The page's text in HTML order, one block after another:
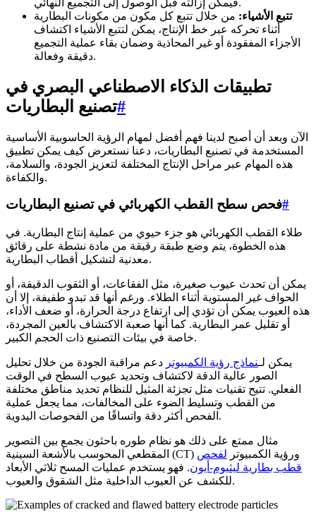
تتبع الأشياء: من خلال تتبع كل مكون من مكونات البطارية
أثناء تحركه عبر خط الإنتاج، يمكن لتتبع الأشياء اكتشاف
الأجزاء المفقودة أو غير المحاذية وضمان بقاء عملية التجميع
دقيقة وفعالة.
تطبيقات الذكاء الاصطناعي البصري في
تصنيع البطاريات#
الآن وبعد أن أصبح لدينا فهم أفضل لمهام الرؤية الحاسوبية الأساسية
المستخدمة في تصنيع البطاريات، دعنا نستعرض كيف يمكن تطبيق
هذه المهام عبر مراحل الإنتاج المختلفة لتعزيز الجودة، والسلامة،
والكفاءة.
فحص سطح القطب الكهربائي في تصنيع البطاريات#
طلاء القطب الكهربائي هو جزء حيوي من عملية إنتاج البطارية. في
هذه الخطوة، يتم وضع طبقة رقيقة من مادة نشطة على رقائق
معدنية لتشكيل أقطاب البطارية.
يمكن أن تحدث عيوب صغيرة، مثل الفقاعات، أو الثقوب الدقيقة، أو
الحواف غير المستوية أثناء الطلاء. ورغم أنها قد تبدو طفيفة، إلا أن
هذه العيوب يمكن أن تؤدي إلى ارتفاع درجة الحرارة، أو ضعف الأداء،
أو تقليل عمر البطارية. كما أنها صعبة الاكتشاف بالعين المجردة،
خاصة في بيئات التصنيع ذات الحجم الكبير.
يمكن لـنماذج رؤية الكمبيوتر دعم مراقبة الجودة من خلال تحليل
الصور عالية الدقة لاكتشاف وتحديد عيوب السطح في الوقت
الفعلي. تتيح تقنيات مثل تجزئة المثيل للنظام تحديد مناطق مختلفة
من القطب وتسليط الضوء على المخالفات، مما يجعل عملية
الفحص أكثر دقة واتساقًا من الفحوصات اليدوية.
مثال ممتع على ذلك هو نظام طوره باحثون يجمع بين التصوير
المقطعي المحوسب بالأشعة السينية (CT) ورؤية الكمبيوتر لفحص
قطب بطارية ليثيوم-أيون. فهو يستخدم عمليات المسح ثلاثي الأبعاد
للكشف عن العيوب الداخلية مثل الشقوق والعيوب.